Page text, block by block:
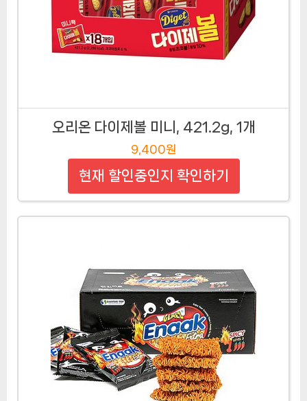
오리온 다이제볼 미니, 421.2g, 1개
9,400원
현재 할인중인지 확인하기